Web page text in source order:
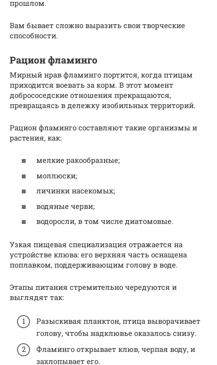
прошлом.
Вам бывает сложно выразить свои творческие
способности.
Рацион фламинго
Мирный нрав фламинго портится, когда птицам
приходится воевать за корм. В этот момент
добрососедские отношения прекращаются,
превращаясь в дележку изобильных территорий.
Рацион фламинго составляют такие организмы и
растения, как:
мелкие ракообразные;
моллюски;
личинки насекомых;
водяные черви;
водоросли, в том числе диатомовые.
Узкая пищевая специализация отражается на
устройстве клюва: его верхняя часть оснащена
поплавком, поддерживающим голову в воде.
Этапы питания стремительно чередуются и
выглядят так:
Разыскивая планктон, птица выворачивает
голову, чтобы надклювье оказалось снизу.
Фламинго открывает клюв, черпая воду, и
захлопывает его.